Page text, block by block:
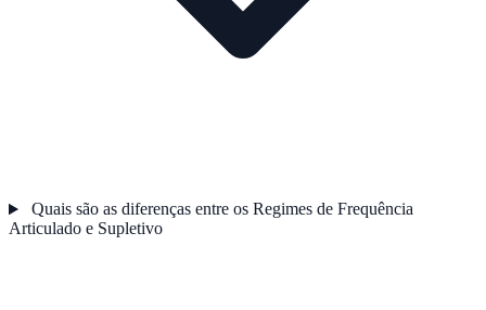
Quais são as diferenças entre os Regimes de Frequência
Articulado e Supletivo